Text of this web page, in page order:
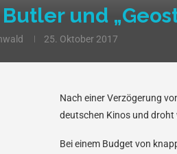
und
25. Oktober 2017
Nach einer Verzögerung
deutschen Kinos und
Bei einem Budget von